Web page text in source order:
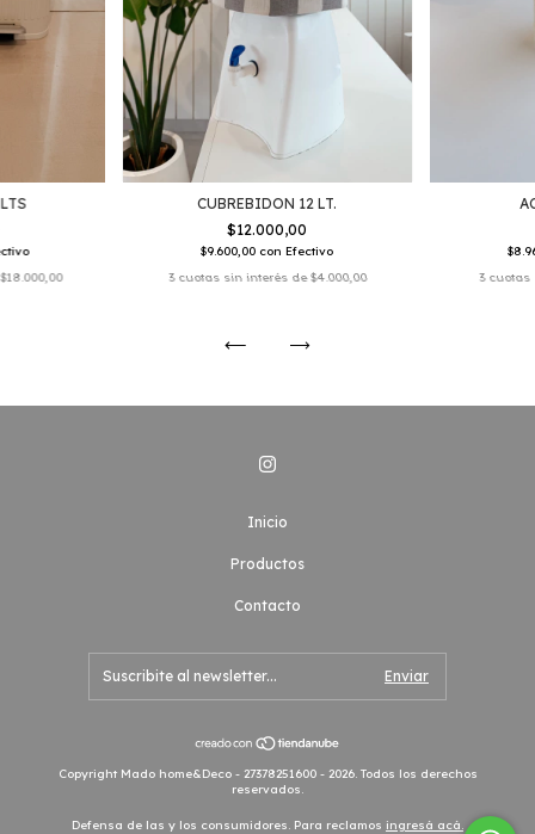
$18.000,00
CUBREBIDON 12 LT.
$12.000,00
$9.600,00 con Efectivo
3 cuotas sin interés de$4.000,00
3
Inicio
Productos
Contacto
Copyright Mado home&Deco - 27378251600 - 2026. Todos los derechos
reservados.
Defensa de las y los consumidores. Para reclamos ingresá acá.